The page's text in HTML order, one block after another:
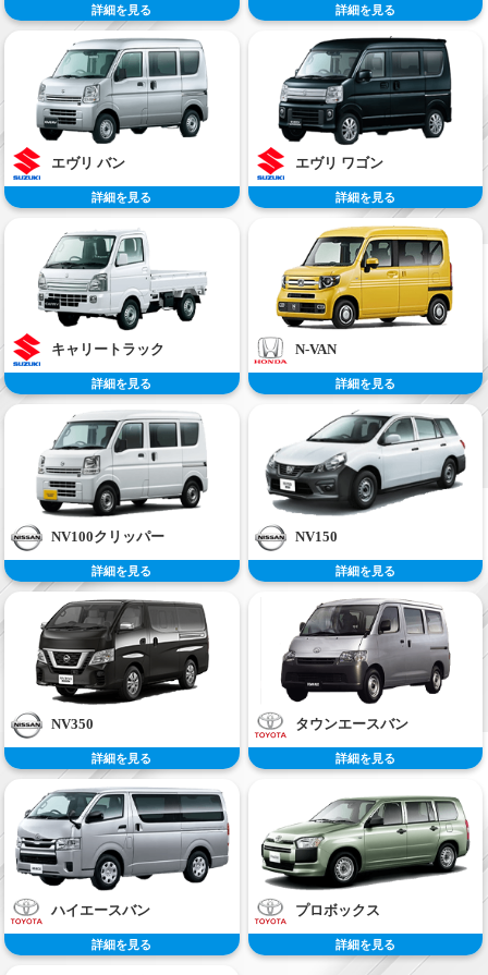
詳細を見る 詳細を見る
エヴリ バン
詳細を見る
エヴリ ワゴン
詳細を見る
キャリートラック
詳細を見る
N-VAN
詳細を見る
NV100クリッパー
詳細を見る
NV150
詳細を見る
NV350
詳細を見る
タウンエースバン
詳細を見る
ハイエースバン
詳細を見る
プロボックス
詳細を見る